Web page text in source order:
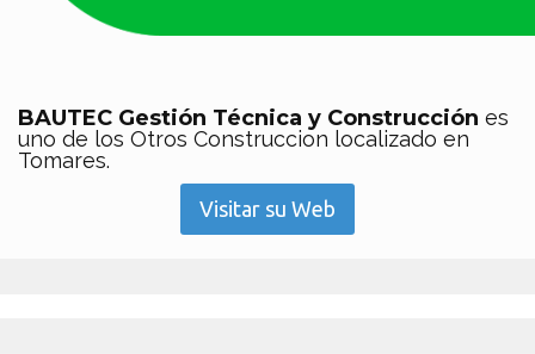
BAUTEC Gestión Técnica y Construcción es
uno de los Otros Construccion localizado en
Tomares.
Visitar su Web